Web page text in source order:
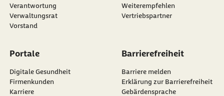
Verantwortung
Verwaltungsrat
Vorstand
externer Link:
Weiterempfehlen
Vertriebspartner
Portale
Digitale Gesundheit
Firmenkunden
Karriere
Barrierefreiheit
Barriere melden
Erklärung zur Barrierefreiheit
Gebärdensprache